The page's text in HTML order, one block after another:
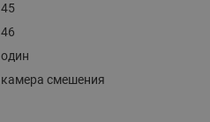
45
46
один
камера смешения